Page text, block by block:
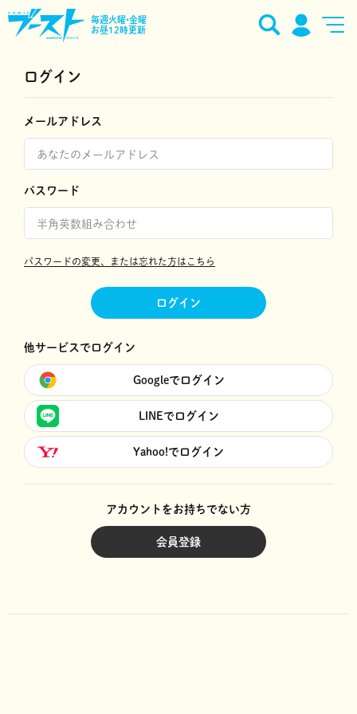
毎週火曜•金曜
お昼12時更新
ログイン
メールアドレス
パスワード
パスワードの変更、または忘れた方はこちら
ログイン
他サービスでログイン
Googleでログイン
LINEでログイン
Yahoo!でログイン
アカウントをお持ちでない方
会員登録